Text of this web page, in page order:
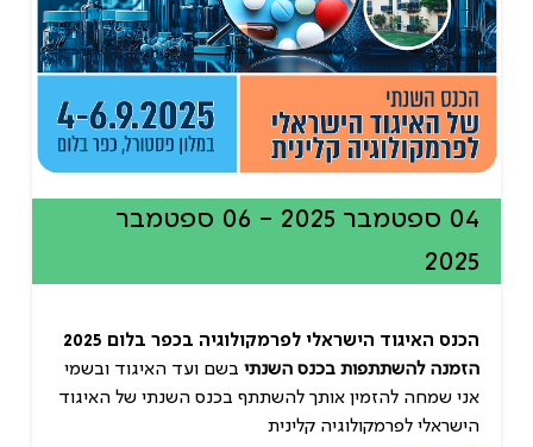
04 ספטמבר 2025 - 06 ספטמבר
2025
הכנס האיגוד הישראלי לפרמקולוגיה בכפר בלום 2025
הזמנה להשתתפות בכנס השנתי בשם ועד האיגוד ובשמי
אני שמחה להזמין אותך להשתתף בכנס השנתי של האיגוד
הישראלי לפרמקולוגיה קלינית